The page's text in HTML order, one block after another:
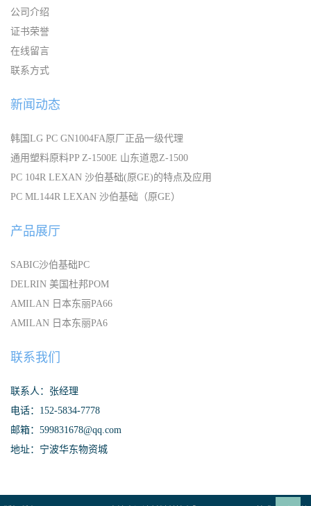
公司介绍
证书荣誉
在线留言
联系方式
新闻动态
韩国LG PC GN1004FA原厂正品一级代理
通用塑料原料PP Z-1500E 山东道恩Z-1500
PC 104R LEXAN 沙伯基础(原GE)的特点及应用
PC ML144R LEXAN 沙伯基础（原GE）
产品展厅
SABIC沙伯基础PC
DELRIN 美国杜邦POM
AMILAN 日本东丽PA66
AMILAN 日本东丽PA6
联系我们
联系人：张经理
电话：152-5834-7778
邮箱：599831678@qq.com
地址：宁波华东物资城